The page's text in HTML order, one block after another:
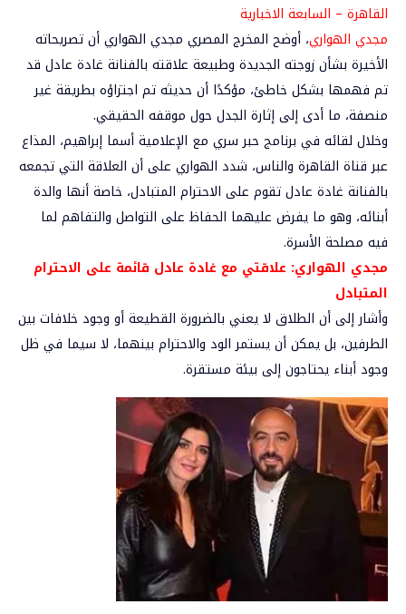
القاهرة – السابعة الاخبارية
مجدي الهواري، أوضح المخرج المصري مجدي الهواري أن تصريحاته
الأخيرة بشأن زوجته الجديدة وطبيعة علاقته بالفنانة غادة عادل قد
تم فهمها بشكل خاطئ، مؤكدًا أن حديثه تم اجتزاؤه بطريقة غير
منصفة، ما أدى إلى إثارة الجدل حول موقفه الحقيقي.
وخلال لقائه في برنامج حبر سري مع الإعلامية أسما إبراهيم، المذاع
عبر قناة القاهرة والناس، شدد الهواري على أن العلاقة التي تجمعه
بالفنانة غادة عادل تقوم على الاحترام المتبادل، خاصة أنها والدة
أبنائه، وهو ما يفرض عليهما الحفاظ على التواصل والتفاهم لما
فيه مصلحة الأسرة.
مجدي الهواري: علاقتي مع غادة عادل قائمة على الاحترام
المتبادل
وأشار إلى أن الطلاق لا يعني بالضرورة القطيعة أو وجود خلافات بين
الطرفين، بل يمكن أن يستمر الود والاحترام بينهما، لا سيما في ظل
وجود أبناء يحتاجون إلى بيئة مستقرة.